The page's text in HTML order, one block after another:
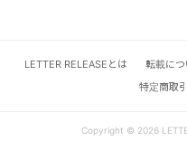
LETTER RELEASEとは 転載につ
特定商取引
Copyright © 2026